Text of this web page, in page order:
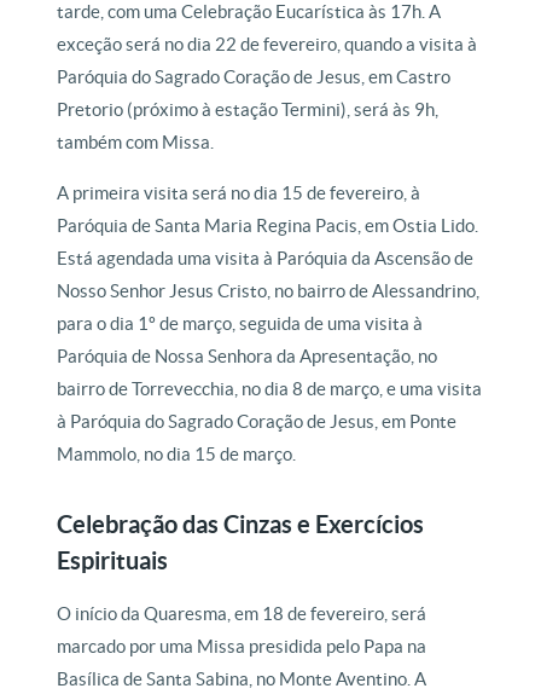
tarde, com uma Celebração Eucarística às 17h. A
exceção será no dia 22 de fevereiro, quando a visita à
Paróquia do Sagrado Coração de Jesus, em Castro
Pretorio (próximo à estação Termini), será às 9h,
também com Missa.
A primeira visita será no dia 15 de fevereiro, à
Paróquia de Santa Maria Regina Pacis, em Ostia Lido.
Está agendada uma visita à Paróquia da Ascensão de
Nosso Senhor Jesus Cristo, no bairro de Alessandrino,
para o dia 1º de março, seguida de uma visita à
Paróquia de Nossa Senhora da Apresentação, no
bairro de Torrevecchia, no dia 8 de março, e uma visita
à Paróquia do Sagrado Coração de Jesus, em Ponte
Mammolo, no dia 15 de março.
Celebração das Cinzas e Exercícios
Espirituais
O início da Quaresma, em 18 de fevereiro, será
marcado por uma Missa presidida pelo Papa na
Basílica de Santa Sabina, no Monte Aventino. A